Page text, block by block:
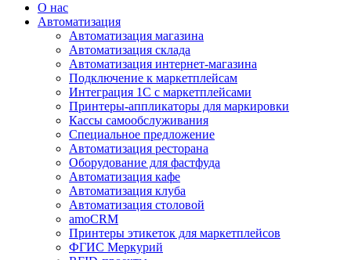
О нас
Автоматизация
Автоматизация магазина
Автоматизация склада
Автоматизация интернет-магазина
Подключение к маркетплейсам
Интеграция 1С с маркетплейсами
Принтеры-аппликаторы для маркировки
Кассы самообслуживания
Специальное предложение
Автоматизация ресторана
Оборудование для фастфуда
Автоматизация кафе
Автоматизация клуба
Автоматизация столовой
amoCRM
Принтеры этикеток для маркетплейсов
ФГИС Меркурий